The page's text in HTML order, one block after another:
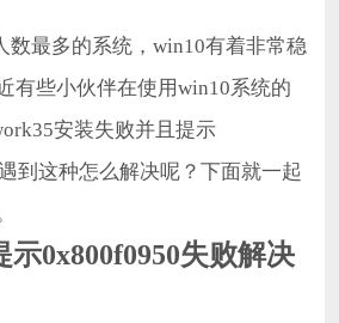
数最多的系统，win10有着非常稳
有些小伙伴在使用win10系统的
安装失败并且提示
到这种怎么解决呢？下面就一起
示0x800f0950失败解决